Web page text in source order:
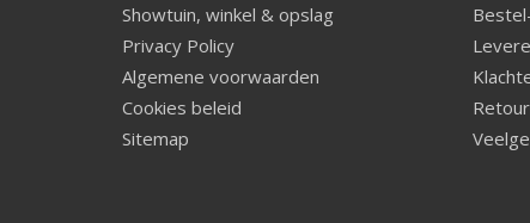
Showtuin, winkel & opslag
Privacy Policy
Algemene voorwaarden
Cookies beleid
Sitemap